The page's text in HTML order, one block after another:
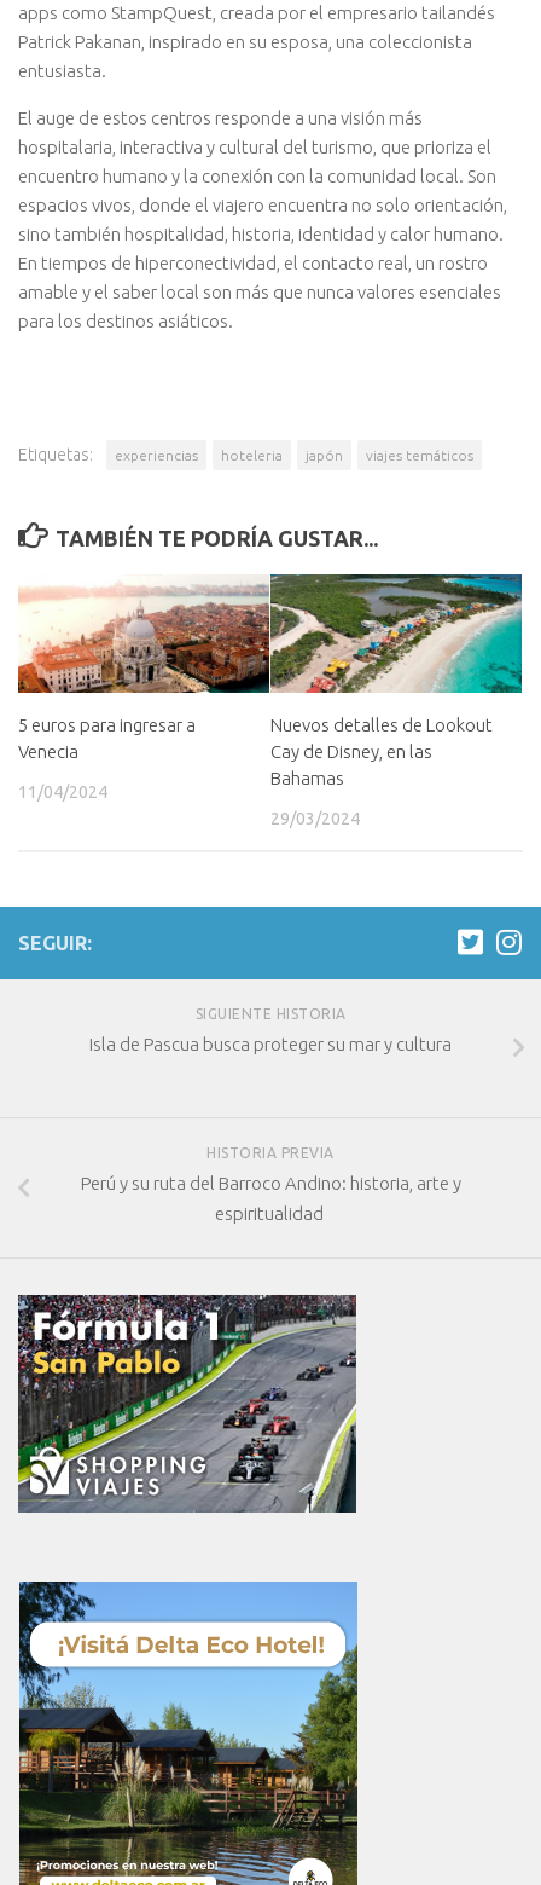
apps como StampQuest, creada por el empresario tailandés
Patrick Pakanan, inspirado en su esposa, una coleccionista
entusiasta.
El auge de estos centros responde a una visión más
hospitalaria, interactiva y cultural del turismo, que prioriza el
encuentro humano y la conexión con la comunidad local. Son
espacios vivos, donde el viajero encuentra no solo orientación,
sino también hospitalidad, historia, identidad y calor humano.
En tiempos de hiperconectividad, el contacto real, un rostro
amable y el saber local son más que nunca valores esenciales
para los destinos asiáticos.
Etiquetas: experiencias hoteleria japón viajes temáticos
TAMBIÉN TE PODRÍA GUSTAR...
5 euros para ingresar a
Venecia
11/04/2024
Nuevos detalles de Lookout
Cay de Disney, en las
Bahamas
29/03/2024
SEGUIR:
SIGUIENTE HISTORIA
Isla de Pascua busca proteger su mar y cultura
HISTORIA PREVIA
Perú y su ruta del Barroco Andino: historia, arte y
espiritualidad